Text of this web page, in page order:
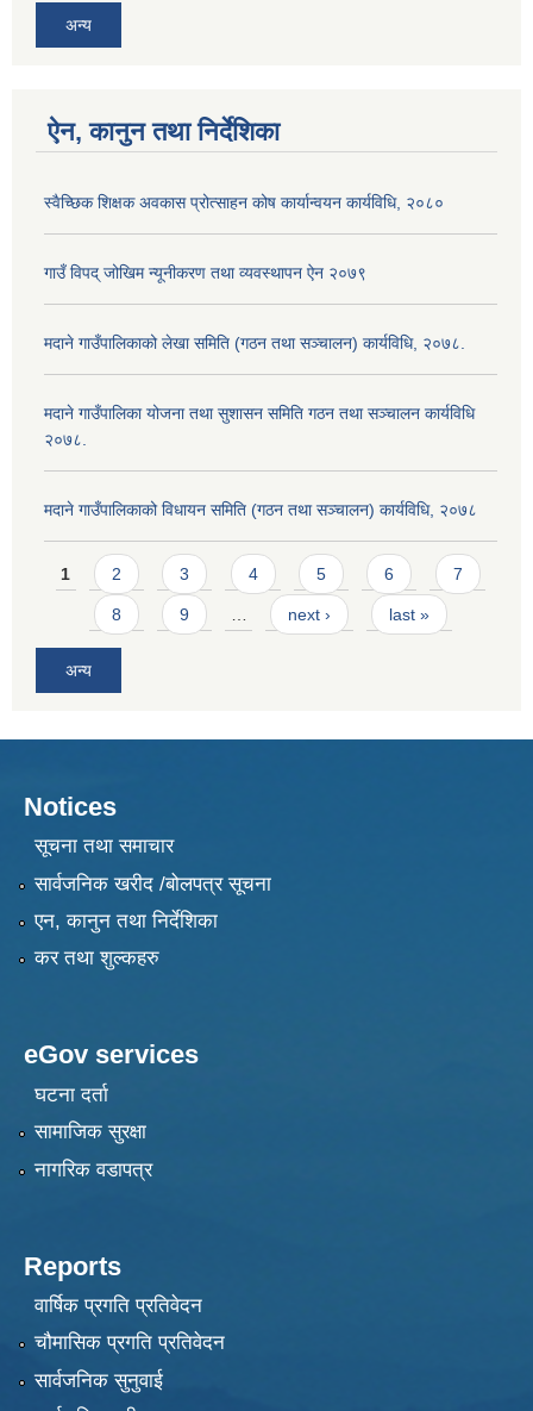
अन्य
ऐन, कानुन तथा निर्देशिका
स्वैच्छिक शिक्षक अवकास प्रोत्साहन कोष कार्यान्वयन कार्यविधि, २०८०
गाउँ विपद् जोखिम न्यूनीकरण तथा व्यवस्थापन ऐन २०७९
मदाने गाउँपालिकाको लेखा समिति (गठन तथा सञ्चालन) कार्यविधि, २०७८.
मदाने गाउँपालिका योजना तथा सुशासन समिति गठन तथा सञ्चालन कार्यविधि
२०७८.
मदाने गाउँपालिकाको विधायन समिति (गठन तथा सञ्चालन) कार्यविधि, २०७८
Pages
1 2 3 4 5 6 7
8 9 … next › last »
अन्य
Notices
सूचना तथा समाचार
सार्वजनिक खरीद /बोलपत्र सूचना
एन, कानुन तथा निर्देशिका
कर तथा शुल्कहरु
eGov services
घटना दर्ता
सामाजिक सुरक्षा
नागरिक वडापत्र
Reports
वार्षिक प्रगति प्रतिवेदन
चौमासिक प्रगति प्रतिवेदन
सार्वजनिक सुनुवाई